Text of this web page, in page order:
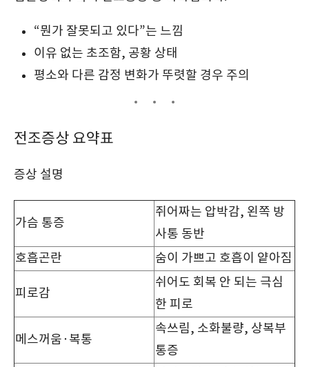
“뭔가 잘못되고 있다”는 느낌
이유 없는 초조함, 공황 상태
평소와 다른 감정 변화가 뚜렷할 경우 주의
전조증상 요약표
증상 설명
가슴 통증
쥐어짜는 압박감, 왼쪽 방
사통 동반
호흡곤란
숨이 가쁘고 호흡이 얕아짐
피로감
쉬어도 회복 안 되는 극심
한 피로
메스꺼움·복통
속쓰림, 소화불량, 상복부
통증